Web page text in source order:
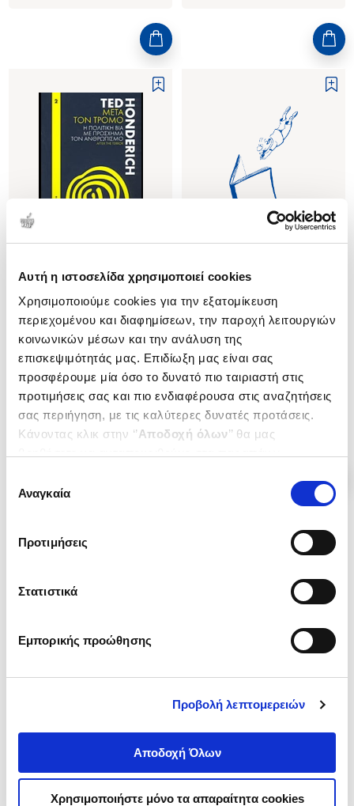
Αυτή η ιστοσελίδα χρησιμοποιεί cookies
Χρησιμοποιούμε cookies για την εξατομίκευση
περιεχομένου και διαφημίσεων, την παροχή λειτουργιών
κοινωνικών μέσων και την ανάλυση της
επισκεψιμότητάς μας. Επιδίωξη μας είναι σας
προσφέρουμε μία όσο το δυνατό πιο ταιριαστή στις
προτιμήσεις σας και πιο ενδιαφέρουσα στις αναζητήσεις
σας περιήγηση, με τις καλύτερες δυνατές προτάσεις.
Κάνοντας κλικ στην ‘’Αποδοχή όλων’’ θα μας
ενδιαφέρουν και να επιλέξετε από τα παρακάτω με την
΄΄και να ενημερωθείτε σχετικά με
συγκατάθεσης
Αναγκαία
Προτιμήσεις
Στατιστικά
Εμπορικής προώθησης
Προβολή λεπτομερειών
Αποδοχή Όλων
Χρησιμοποιήστε μόνο τα απαραίτητα cookies
(0)
ΜΕΤΑ ΤΟΝ ΤΡΟΜΟ
Η ΠΟΛΙΤΙΚΗ ΒΙΑ ΜΕ ΠΡΟΣΧΗΜΑ
ΤΟΝ ΑΝΘΡΩΠΙΣΜΟ
HONDERICH TED
Κωδ. Πολιτείας:2120-0175
17 €
Τιμή Έκδοσης
12 €
Τιμή Πολιτείας
TERRORISM FOR HUMANITY
HONDERICH TED
Κωδ. Πολιτείας:
23 €
Τιμή Πολιτείας
(P/B) AFTER THE TERROR
Κωδ. Πολιτείας:1275-0081